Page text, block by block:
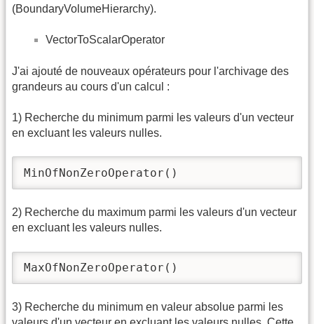
(BoundaryVolumeHierarchy).
VectorToScalarOperator
J'ai ajouté de nouveaux opérateurs pour l'archivage des
grandeurs au cours d'un calcul :
1) Recherche du minimum parmi les valeurs d'un vecteur
en excluant les valeurs nulles.
MinOfNonZeroOperator()
2) Recherche du maximum parmi les valeurs d'un vecteur
en excluant les valeurs nulles.
MaxOfNonZeroOperator()
3) Recherche du minimum en valeur absolue parmi les